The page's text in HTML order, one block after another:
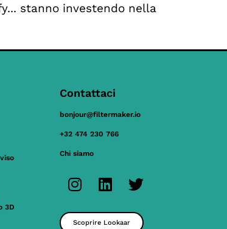
stanno investendo nella
3D
Contattaci
bonjour@filtermaker.io
+32 474 230 766
Chi siamo
Scoprire Lookaar